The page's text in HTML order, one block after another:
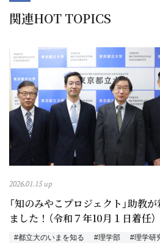
関連HOT TOPICS
2026.01.15 up
「知のみやこプロジェクト」助教
ました！（令和７年10月１日着任）
#都立大のいまを知る #理学部
#理学研